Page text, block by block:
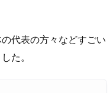
代表の方々などすごい
た。